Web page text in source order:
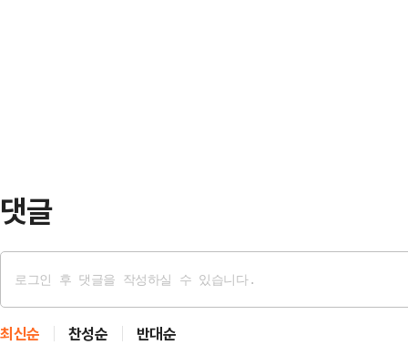
댓글
최신순 찬성순 반대순